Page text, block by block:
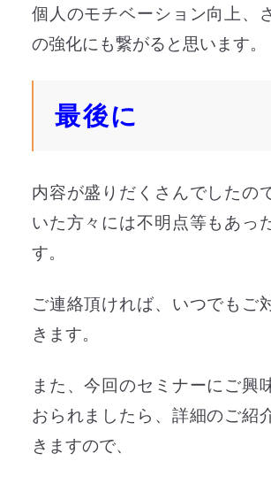
個人のモチベーション向上、
の強化にも繋がると思います。
最後に
内容が盛りだくさんでしたの
いた方々には不明点等もあっ
す。
ご連絡頂ければ、いつでもご
きます。
また、今回のセミナーにご興
おられましたら、詳細のご紹
きますので、